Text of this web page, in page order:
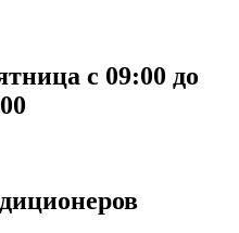
с 09:00 до